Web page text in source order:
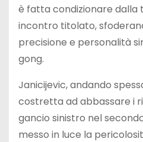
è fatta condizionare dalla
incontro titolato,
precisione e personalità
gong.
Janicijevic, andando
costretta ad abbassare i
gancio sinistro nel
messo in luce la